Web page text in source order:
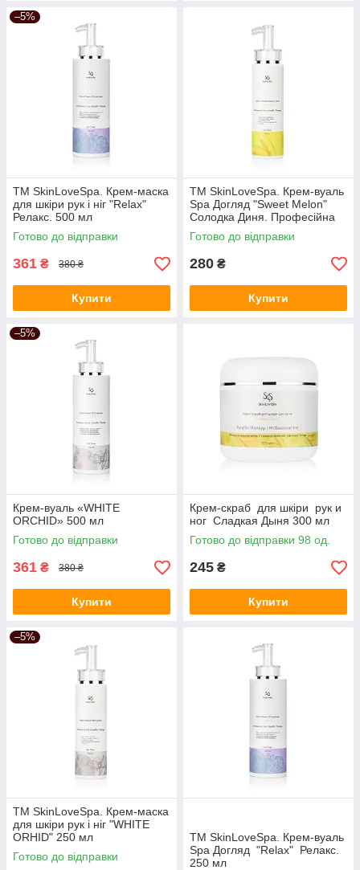
–5%
ТМ SkinLoveSpa. Крем-маска
для шкіри рук і ніг "Relax"
Релакс. 500 мл
Готово до відправки
361 ₴ 380 ₴
Купити
ТМ SkinLoveSpa. Крем-вуаль
Spa Догляд "Sweet Melon"
Солодка Диня. Професійна
лінія 250 мл (10.26)
Готово до відправки
280 ₴
Купити
–5%
Крем-вуаль «WHITE
ORСHID» 500 мл
Готово до відправки
361 ₴ 380 ₴
Купити
Крем-скраб для шкіри рук и
ног Сладкая Дыня 300 мл
Готово до відправки 98 од.
245 ₴
Купити
–5%
ТМ SkinLoveSpa. Крем-маска
для шкіри рук і ніг "WHITE
ORHID" 250 мл
Готово до відправки
ТМ SkinLoveSpa. Крем-вуаль
Spa Догляд "Relax" Релакс.
250 мл